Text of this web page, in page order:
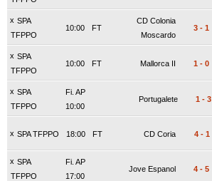
x SPA
TFPPO
FT
10:00
CD Colonia
Moscardo
3 - 1
x SPA
TFPPO
FT
10:00 Mallorca II 1 - 0
x SPA
TFPPO
Fi. AP
10:00
Portugalete 1 - 3
x SPA TFPPO FT
18:00 CD Coria 4 - 1
x SPA
TFPPO
Fi. AP
17:00
Jove Espanol 4 - 5